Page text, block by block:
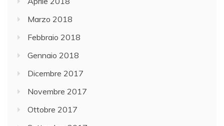
Marzo 2018
Febbraio 2018
Gennaio 2018
Dicembre 2017
Novembre 2017
Ottobre 2017